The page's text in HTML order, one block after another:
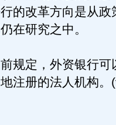
的改革方向是从政
在研究之中。
定，外资银行可
注册的法人机构。